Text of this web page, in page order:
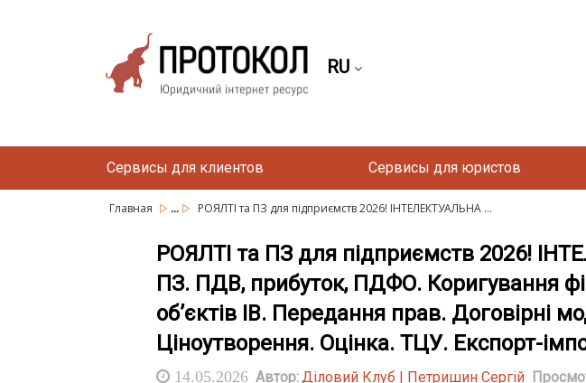
RU
Сервисы для клиентов Сервисы для юристов
Главная ... РОЯЛТІ та ПЗ для підприємств 2026! ІНТЕЛЕКТУАЛЬНА ...
РОЯЛТІ та ПЗ для підприємств 2026!
ПЗ. ПДВ, прибуток, ПДФО. Коригування
об’єктів ІВ. Передання прав. Договірні
Ціноутворення. Оцінка. ТЦУ. Експорт-
14.05.2026 Автор:Діловий Клуб | Петришин Сергій